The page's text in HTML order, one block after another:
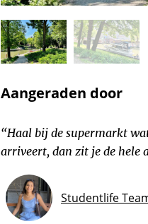
Aangeraden door
“Haal bij de supermarkt
arriveert, dan zit je de hele
Studentlife